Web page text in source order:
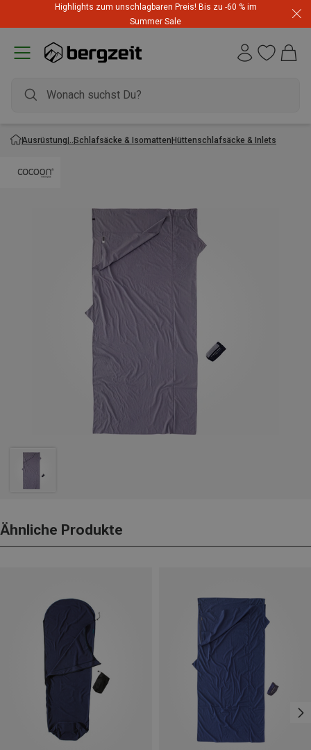
Highlights zum unschlagbaren Preis! Bis zu -60 % im
Summer Sale
Ausrüstung Schlafsäcke & IsomattenHüttenschlafsäcke & Inlets
Ähnliche Produkte